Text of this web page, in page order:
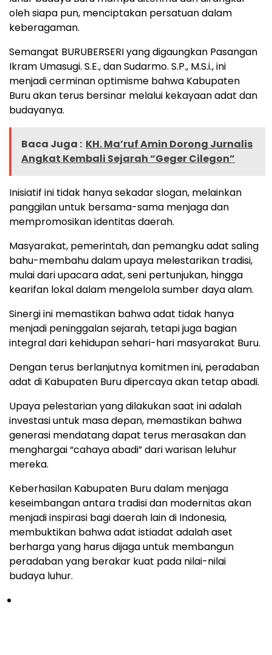
oleh siapa pun, menciptakan persatuan dalam
keberagaman.
Semangat BURUBERSERI yang digaungkan Pasangan
Ikram Umasugi. S.E., dan Sudarmo. S.P., M.S.i., ini
menjadi cerminan optimisme bahwa Kabupaten
Buru akan terus bersinar melalui kekayaan adat dan
budayanya.
Baca Juga : KH. Ma’ruf Amin Dorong Jurnalis
Angkat Kembali Sejarah “Geger Cilegon”
Inisiatif ini tidak hanya sekadar slogan, melainkan
panggilan untuk bersama-sama menjaga dan
mempromosikan identitas daerah.
Masyarakat, pemerintah, dan pemangku adat saling
bahu-membahu dalam upaya melestarikan tradisi,
mulai dari upacara adat, seni pertunjukan, hingga
kearifan lokal dalam mengelola sumber daya alam.
Sinergi ini memastikan bahwa adat tidak hanya
menjadi peninggalan sejarah, tetapi juga bagian
integral dari kehidupan sehari-hari masyarakat Buru.
Dengan terus berlanjutnya komitmen ini, peradaban
adat di Kabupaten Buru dipercaya akan tetap abadi.
Upaya pelestarian yang dilakukan saat ini adalah
investasi untuk masa depan, memastikan bahwa
generasi mendatang dapat terus merasakan dan
menghargai “cahaya abadi” dari warisan leluhur
mereka.
Keberhasilan Kabupaten Buru dalam menjaga
keseimbangan antara tradisi dan modernitas akan
menjadi inspirasi bagi daerah lain di Indonesia,
membuktikan bahwa adat istiadat adalah aset
berharga yang harus dijaga untuk membangun
peradaban yang berakar kuat pada nilai-nilai
budaya luhur.